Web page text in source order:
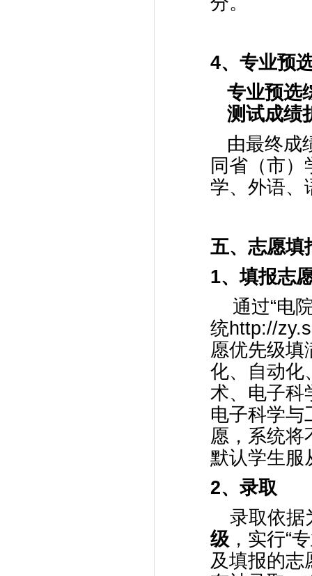
4、专业预
专业预选
测试成绩
由最终成
同省（市）
学、外语、
五、志愿填
1、填报志
通过“电
统http://
愿优先级填
化、自动化
术、电子科
电子科学与
愿，系统将
默认学生服
2、录取
录取依据
级 ，实行“
及填报的志